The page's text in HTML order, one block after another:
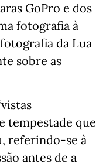
GoPro e dos
fotografia à
da Lua
sobre as
tempestade que
referindo-se à
antes de a